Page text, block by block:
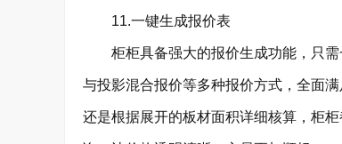
11.一键生成报价表
柜柜具备强大的报价生成功能，只需
与投影混合报价等多种报价方式，全面
还是根据展开的板材面积详细核算，柜